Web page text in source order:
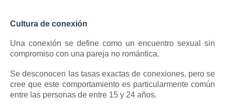
Cultura de conexión
Una conexión se define como un encuentro sexual sin
compromiso con una pareja no romántica.
Se desconocen las tasas exactas de conexiones, pero se
cree que este comportamiento es particularmente común
entre las personas de entre 15 y 24 años.